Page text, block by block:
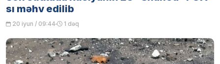
sı məhv edilib
20 iyun / 09:44 1 dəq